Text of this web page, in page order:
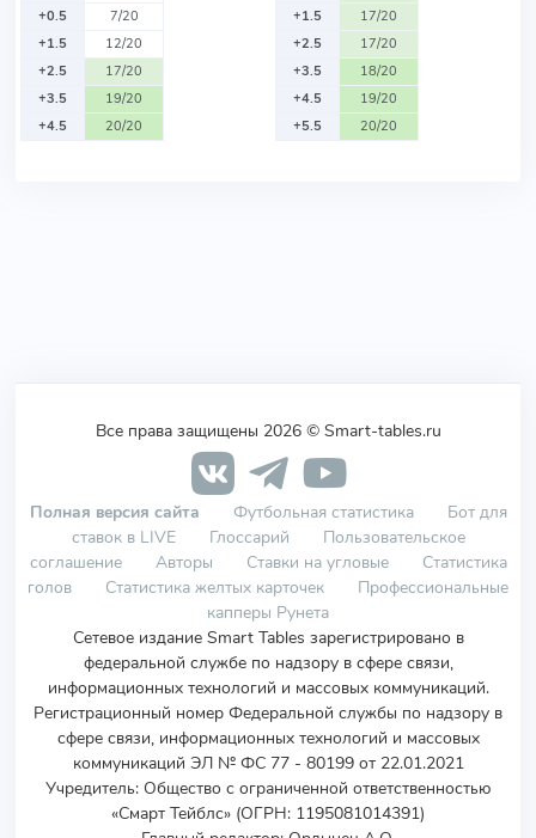
+0.5
7/20
+1.5
12/20
+2.5
17/20
+3.5
19/20
+4.5
20/20
+1.5
17/20
+2.5
17/20
+3.5
18/20
+4.5
19/20
+5.5
20/20
Все права защищены 2026 © Smart-tables.ru
Полная версия сайта Футбольная статистика
Бот для
ставок в LIVE
Глоссарий
Пользовательское
соглашение
Авторы Ставки на угловые
Статистика
голов
Статистика желтых карточек
Профессиональные
капперы Рунета
Сетевое издание Smart Tables зарегистрировано в
федеральной службе по надзору в сфере связи,
информационных технологий и массовых коммуникаций.
Регистрационный номер Федеральной службы по надзору в
сфере связи, информационных технологий и массовых
коммуникаций ЭЛ № ФС 77 - 80199 от 22.01.2021
Учредитель: Общество с ограниченной ответственностью
«Смарт Тейблс» (ОГРН: 1195081014391)